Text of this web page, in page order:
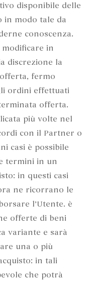
disponibile delle
in modo tale da
conoscenza.
in
discrezione la
fermo
ordini effettuati
offerta.
più volte nel
con il Partner o
casi è possibile
termini in un
in questi casi
ne ricorrano le
l’Utente. è
offerte di beni
variante e sarà
una o più
in tali
che potrà